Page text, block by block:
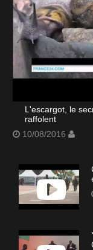
L'escargot, le
raffolent
10/08/2016